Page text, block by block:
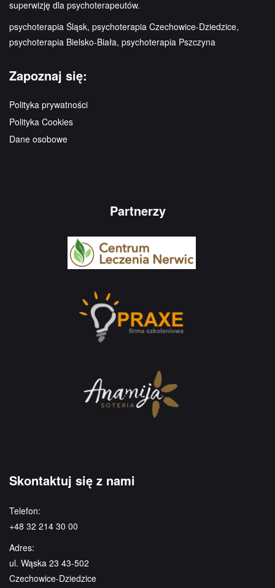
superwizję dla psychoterapeutów.
psychoterapia Śląsk, psychoterapia Czechowice-Dziedzice,
psychoterapia Bielsko-Biała, psychoterapia Pszczyna
Zapoznaj się:
Polityka prywatności
Polityka Cookies
Dane osobowe
Partnerzy
Skontaktuj się z nami
Telefon:
+48 32 214 30 00
Adres:
ul. Wąska 23 43-502
Czechowice-Dziedzice